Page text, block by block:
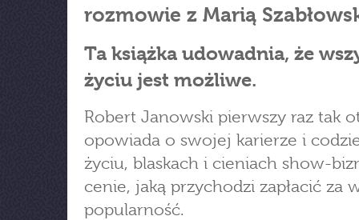
rozmowie z Marią
Ta książka udowadnia, że
życiu jest możliwe.
Robert Janowski pierwszy raz tak
opowiada o swojej karierze i
życiu, blaskach i cieniach show-
cenie, jaką przychodzi zapłacić za
popularność.